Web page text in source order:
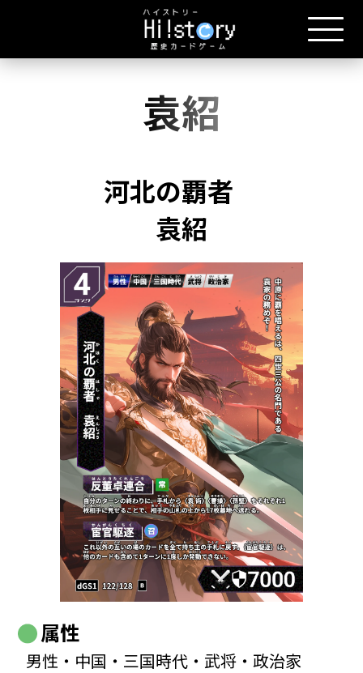
袁紹
河北の覇者
袁紹
属性
男性・中国・三国時代・武将・政治家